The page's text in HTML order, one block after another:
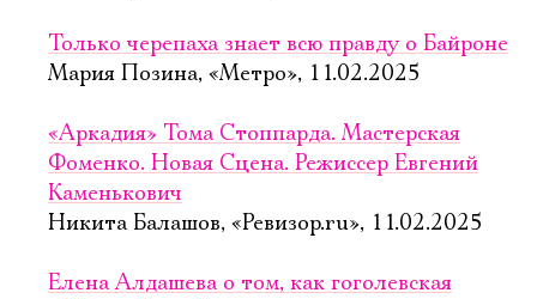
Только черепаха знает всю правду о Байроне
Мария Позина, «Метро», 11.02.2025
«Аркадия» Тома Стоппарда. Мастерская
Фоменко. Новая Сцена. Режиссер Евгений
Каменькович
Никита Балашов, «Ревизор.ru», 11.02.2025
Елена Алдашева о том, как гоголевская